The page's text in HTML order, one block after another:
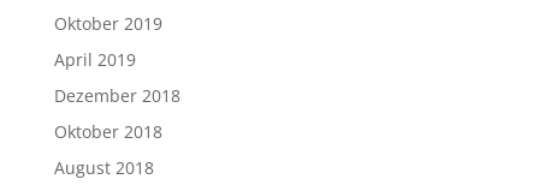
Oktober 2019
April 2019
Dezember 2018
Oktober 2018
August 2018